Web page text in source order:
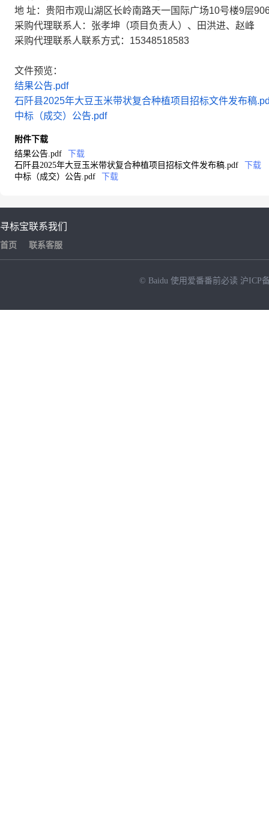
地 址：贵阳市观山湖区长岭南路天一国际广场10号楼9层
采购代理联系人：张孝坤（项目负责人）、田洪进、赵峰
采购代理联系人联系方式：15348518583
文件预览：
结果公告.pdf
石阡县2025年大豆玉米带状复合种植项目招标文件发布稿
中标（成交）公告.pdf
附件下载
结果公告.pdf
下载
石阡县2025年大豆玉米带状复合种植项目招标文件发布稿.pdf
下载
中标（成交）公告.pdf
下载
寻标宝
首页
联系我们
联系客服
© Baidu 使用爱番番前必读 沪ICP